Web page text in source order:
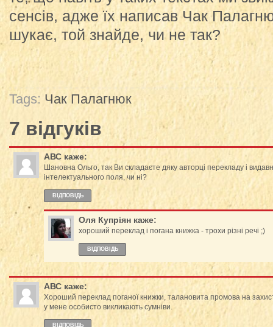
сенсів, адже їх написав Чак
шукає, той знайде, чи не так?
Tags: Чак Палагнюк
7 відгуків
АВС каже:
Шановна Ольго, так Ви складаєте дяку авторці перекладу і
інтелектуального поля, чи ні?
ВІДПОВІДЬ
Оля Купріян каже:
хороший переклад і погана книжка - трохи різні речі ;)
ВІДПОВІДЬ
АВС каже:
Хороший переклад поганої книжки, талановита промова на
у мене особисто викликають сумніви.
ВІДПОВІДЬ